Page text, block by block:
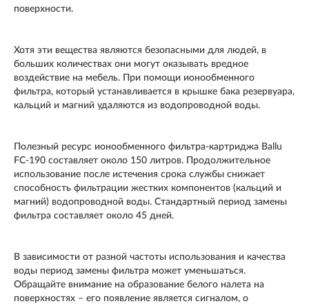
поверхности.
Хотя эти вещества являются безопасными для людей, в
больших количествах они могут оказывать вредное
воздействие на мебель. При помощи ионообменного
фильтра, который устанавливается в крышке бака резервуара,
кальций и магний удаляются из водопроводной воды.
Полезный ресурс ионообменного фильтра-картриджа Ballu
FC-190 составляет около 150 литров. Продолжительное
использование после истечения срока службы снижает
способность фильтрации жестких компонентов (кальций и
магний) водопроводной воды. Стандартный период замены
фильтра составляет около 45 дней.
В зависимости от разной частоты использования и качества
воды период замены фильтра может уменьшаться.
Обращайте внимание на образование белого налета на
поверхностях – его появление является сигналом, о